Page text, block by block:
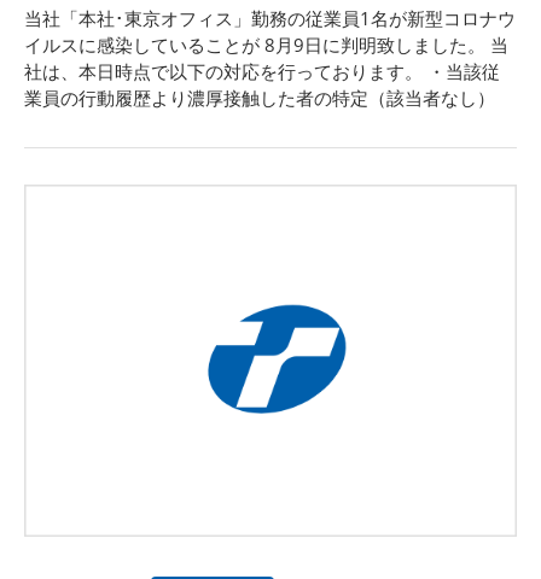
当社「本社･東京オフィス」勤務の従業員1名が新型コロナウ
イルスに感染していることが 8月9日に判明致しました。 当
社は、本日時点で以下の対応を行っております。 ・当該従
業員の行動履歴より濃厚接触した者の特定（該当者なし）